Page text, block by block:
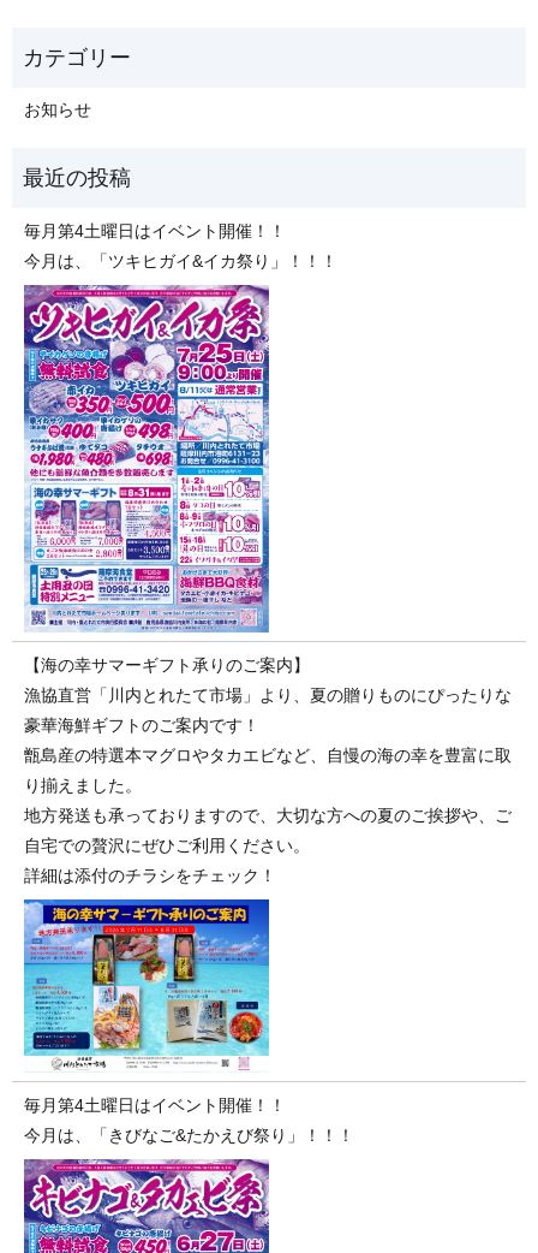
お知らせ
毎月第4土曜日はイベント開催！！
今月は、「ツキヒガイ&イカ祭り」！！！
【海の幸サマーギフト承りのご案内】
漁協直営「川内とれたて市場」より、夏の贈りものにぴったりな
豪華海鮮ギフトのご案内です！
甑島産の特選本マグロやタカエビなど、自慢の海の幸を豊富に取
り揃えました。
地方発送も承っておりますので、大切な方への夏のご挨拶や、ご
自宅での贅沢にぜひご利用ください。
詳細は添付のチラシをチェック！
毎月第4土曜日はイベント開催！！
今月は、「きびなご&たかえび祭り」！！！